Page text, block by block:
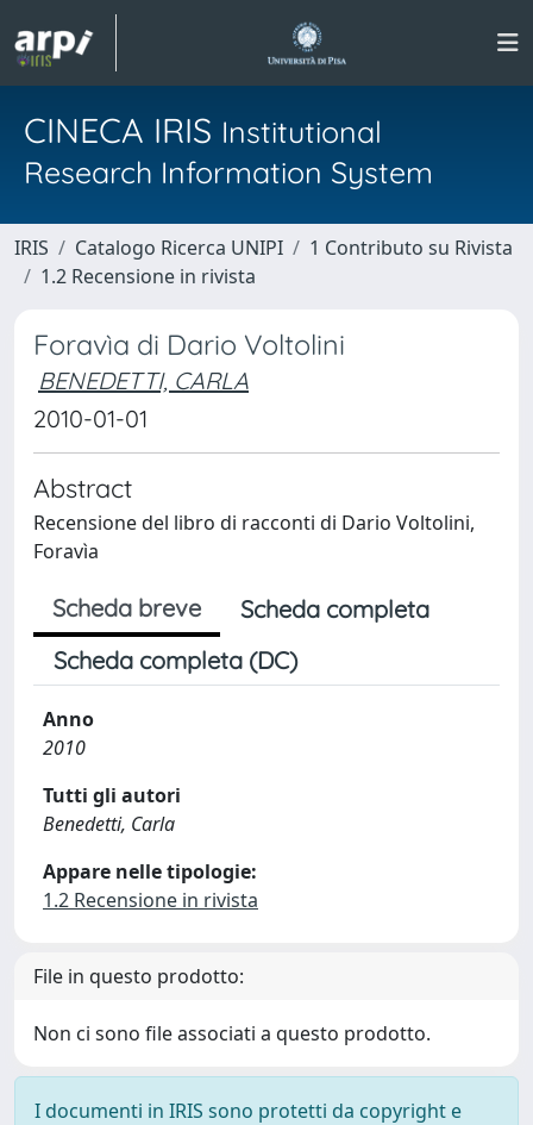
CINECA IRIS Institutional
Research Information System
IRIS Catalogo Ricerca UNIPI
1 Contributo su Rivista
1.2 Recensione in rivista
Foravìa di Dario Voltolini
BENEDETTI, CARLA
2010-01-01
Abstract
Recensione del libro di racconti di Dario Voltolini,
Foravìa
Scheda breve
Scheda completa
Scheda completa (DC)
Anno
2010
Tutti gli autori
Benedetti, Carla
Appare nelle tipologie:
1.2 Recensione in rivista
File in questo prodotto:
Non ci sono file associati a questo prodotto.
I documenti in IRIS sono protetti da copyright e